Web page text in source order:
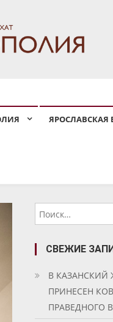
ЯРОСЛАВСКАЯ
СВЕЖИЕ
В
ПРИНЕСЕН
ПРАВЕДНОГО